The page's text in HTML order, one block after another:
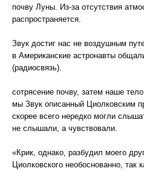
почву Луны. Из-за отсутствия
распространяется.
Звук достиг нас не воздушным
в Американские астронавты
(радиосвязь).
сотрясение почву, затем наше
мы Звук описанный Циолковским
скорее всего нередко могли
не слышали, а чувствовали.
«Крик, однако, разбудил моего
Циолковского необоснованно, так